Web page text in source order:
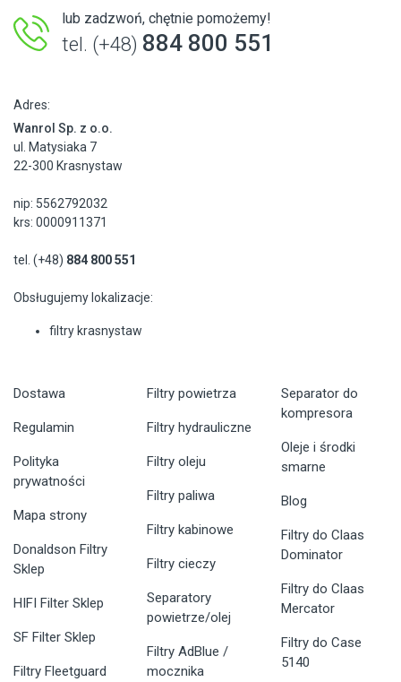
lub zadzwoń, chętnie pomożemy!
tel. (+48) 884 800 551
Adres:
Wanrol Sp. z o.o.
ul. Matysiaka 7
22-300 Krasnystaw
nip: 5562792032
krs: 0000911371
tel. (+48) 884 800 551
Obsługujemy lokalizacje:
filtry krasnystaw
Dostawa
Regulamin
Polityka
prywatności
Mapa strony
Donaldson Filtry
Sklep
HIFI Filter Sklep
SF Filter Sklep
Filtry Fleetguard
Filtry powietrza
Filtry hydrauliczne
Filtry oleju
Filtry paliwa
Filtry kabinowe
Filtry cieczy
Separatory
powietrze/olej
Filtry AdBlue /
mocznika
Separator do
kompresora
Oleje i środki
smarne
Blog
Filtry do Claas
Dominator
Filtry do Claas
Mercator
Filtry do Case
5140